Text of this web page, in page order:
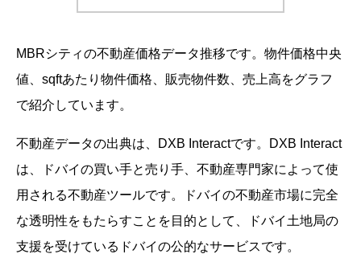
MBRシティの不動産価格データ推移です。物件価格中央
値、sqftあたり物件価格、販売物件数、売上高をグラフ
で紹介しています。
不動産データの出典は、DXB Interactです。DXB Interact
は、ドバイの買い手と売り手、不動産専門家によって使
用される不動産ツールです。ドバイの不動産市場に完全
な透明性をもたらすことを目的として、ドバイ土地局の
支援を受けているドバイの公的なサービスです。